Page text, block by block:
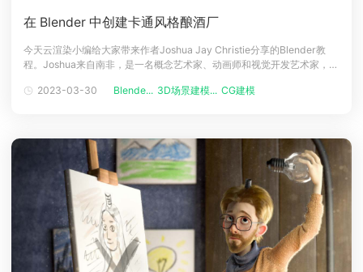
在 Blender 中创建卡通风格酿酒厂
今天云渲染小编给大家带来作者Joshua Jay Christie分享的Blender教
程。Joshua来自南非，是一名概念艺术家、动画师和视觉开发艺术家，目
作过程。素描这个燕麦酒厂的作品是用3D和2D软件的组合制作的，你必
2023-03-30 Blende... 3D场景建模... CG建模